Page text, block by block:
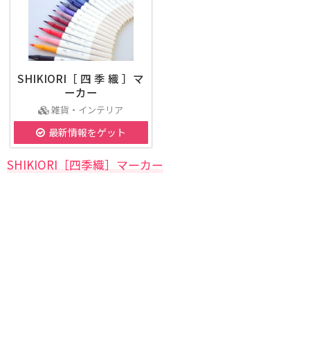
SHIKIORI［ 四 季 織 ］マ
ーカー
雑貨・インテリア
最新情報をゲット
SHIKIORI［四季織］マーカー